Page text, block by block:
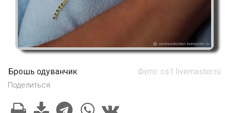
Брошь одуванчик Фото: cs1.livemaster.ru
Поделиться: